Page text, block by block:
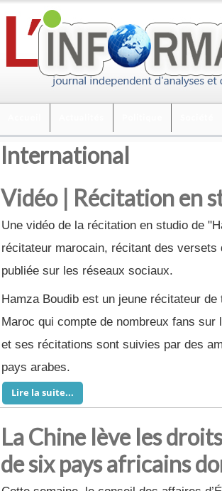
International
Vidéo | Récitation en
Une vidéo de la récitation en studio de
récitateur marocain, récitant des versets
publiée sur les réseaux sociaux.
Hamza Boudib est un jeune récitateur
Maroc qui compte de nombreux fans sur
et ses récitations sont suivies par des
pays arabes.
Lire la suite...
La Chine lève les
de six pays africains